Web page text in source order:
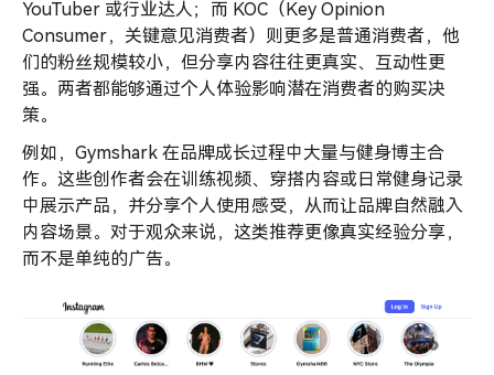
YouTuber 或行业达人；而 KOC（Key Opinion
Consumer，关键意见消费者）则更多是普通消费者，他
们的粉丝规模较小，但分享内容往往更真实、互动性更
强。两者都能够通过个人体验影响潜在消费者的购买决
策。
例如，Gymshark 在品牌成长过程中大量与健身博主合
作。这些创作者会在训练视频、穿搭内容或日常健身记录
中展示产品，并分享个人使用感受，从而让品牌自然融入
内容场景。对于观众来说，这类推荐更像真实经验分享，
而不是单纯的广告。